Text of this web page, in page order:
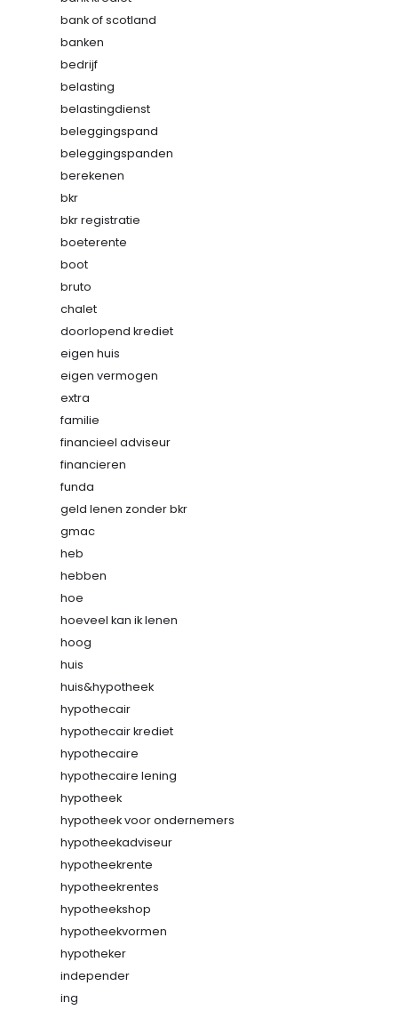
bank of scotland
banken
bedrijf
belasting
belastingdienst
beleggingspand
beleggingspanden
berekenen
bkr
bkr registratie
boeterente
boot
bruto
chalet
doorlopend krediet
eigen huis
eigen vermogen
extra
familie
financieel adviseur
financieren
funda
geld lenen zonder bkr
gmac
heb
hebben
hoe
hoeveel kan ik lenen
hoog
huis
huis&hypotheek
hypothecair
hypothecair krediet
hypothecaire
hypothecaire lening
hypotheek
hypotheek voor ondernemers
hypotheekadviseur
hypotheekrente
hypotheekrentes
hypotheekshop
hypotheekvormen
hypotheker
independer
ing